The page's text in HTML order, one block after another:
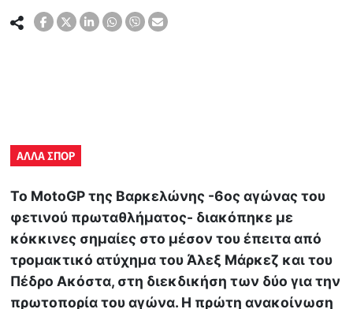
ΑΛΛΑ ΣΠΟΡ
Το MotoGP της Βαρκελώνης -6ος αγώνας του
φετινού πρωταθλήματος- διακόπηκε με
κόκκινες σημαίες στο μέσον του έπειτα από
τρομακτικό ατύχημα του Άλεξ Μάρκεζ και του
Πέδρο Ακόστα, στη διεκδικήση των δύο για την
πρωτοπορία του αγώνα. Η πρώτη ανακοίνωση